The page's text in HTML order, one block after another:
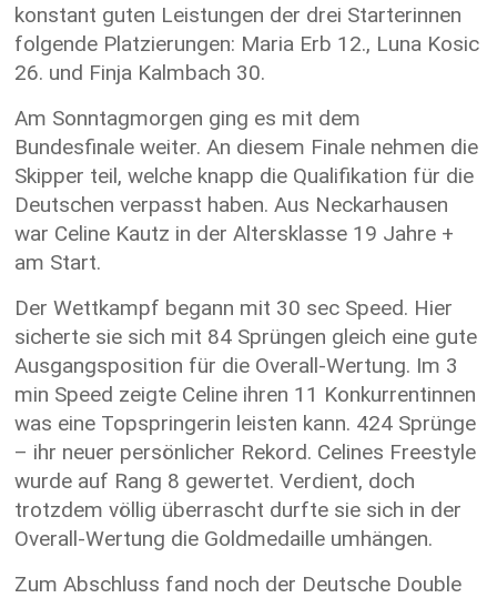
konstant guten Leistungen der drei Starterinnen
folgende Platzierungen: Maria Erb 12., Luna Kosic
26. und Finja Kalmbach 30.
Am Sonntagmorgen ging es mit dem
Bundesfinale weiter. An diesem Finale nehmen die
Skipper teil, welche knapp die Qualifikation für die
Deutschen verpasst haben. Aus Neckarhausen
war Celine Kautz in der Altersklasse 19 Jahre +
am Start.
Der Wettkampf begann mit 30 sec Speed. Hier
sicherte sie sich mit 84 Sprüngen gleich eine gute
Ausgangsposition für die Overall-Wertung. Im 3
min Speed zeigte Celine ihren 11 Konkurrentinnen
was eine Topspringerin leisten kann. 424 Sprünge
– ihr neuer persönlicher Rekord. Celines Freestyle
wurde auf Rang 8 gewertet. Verdient, doch
trotzdem völlig überrascht durfte sie sich in der
Overall-Wertung die Goldmedaille umhängen.
Zum Abschluss fand noch der Deutsche Double